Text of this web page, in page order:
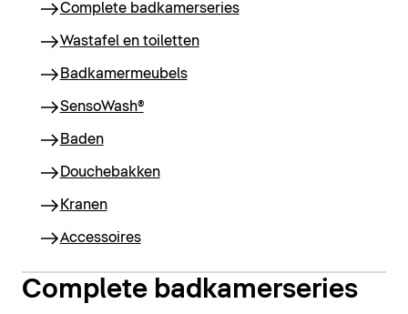
Complete badkamerseries
Wastafel en toiletten
Badkamermeubels
SensoWash®
Baden
Douchebakken
Kranen
Accessoires
Complete badkamerseries